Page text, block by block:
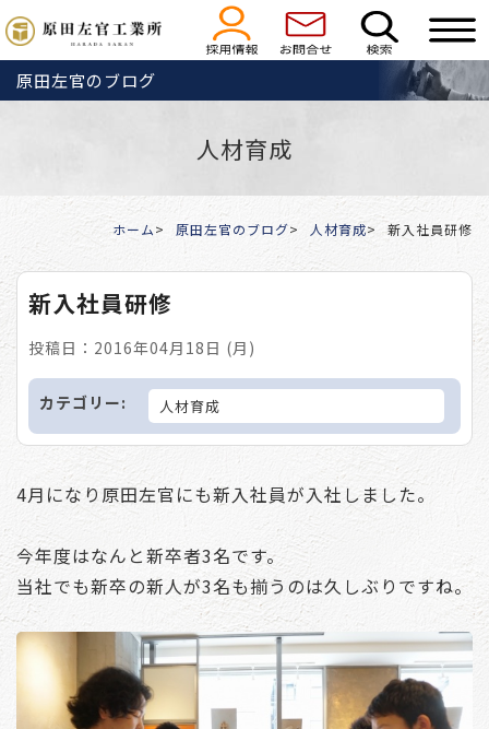
原田左官のブログ
人材育成
ホーム 原田左官のブログ 人材育成 新入社員研修
新入社員研修
投稿日：2016年04月18日 (月)
カテゴリー: 人材育成
4月になり原田左官にも新入社員が入社しました。
今年度はなんと新卒者3名です。
当社でも新卒の新人が3名も揃うのは久しぶりですね。